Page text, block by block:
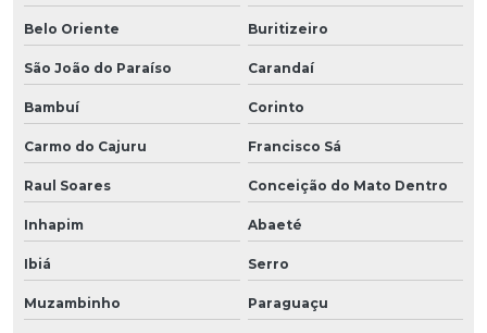
Belo Oriente Buritizeiro
São João do Paraíso Carandaí
Bambuí Corinto
Carmo do Cajuru Francisco Sá
Raul Soares Conceição do Mato Dentro
Inhapim Abaeté
Ibiá Serro
Muzambinho Paraguaçu